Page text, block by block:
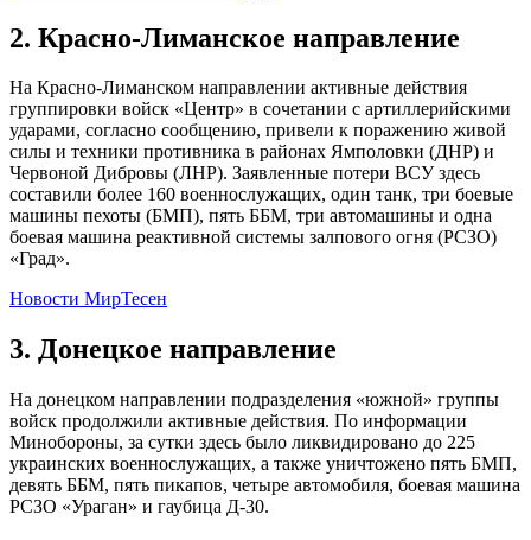
2. Красно-Лиманское направление
На Красно-Лиманском направлении активные действия
группировки войск «Центр» в сочетании с артиллерийскими
ударами, согласно сообщению, привели к поражению живой
силы и техники противника в районах Ямполовки (ДНР) и
Червоной Дибровы (ЛНР). Заявленные потери ВСУ здесь
составили более 160 военнослужащих, один танк, три боевые
машины пехоты (БМП), пять ББМ, три автомашины и одна
боевая машина реактивной системы залпового огня (РСЗО)
«Град».
Новости МирТесен
3. Донецкое направление
На донецком направлении подразделения «южной» группы
войск продолжили активные действия. По информации
Минобороны, за сутки здесь было ликвидировано до 225
украинских военнослужащих, а также уничтожено пять БМП,
девять ББМ, пять пикапов, четыре автомобиля, боевая машина
РСЗО «Ураган» и гаубица Д-30.